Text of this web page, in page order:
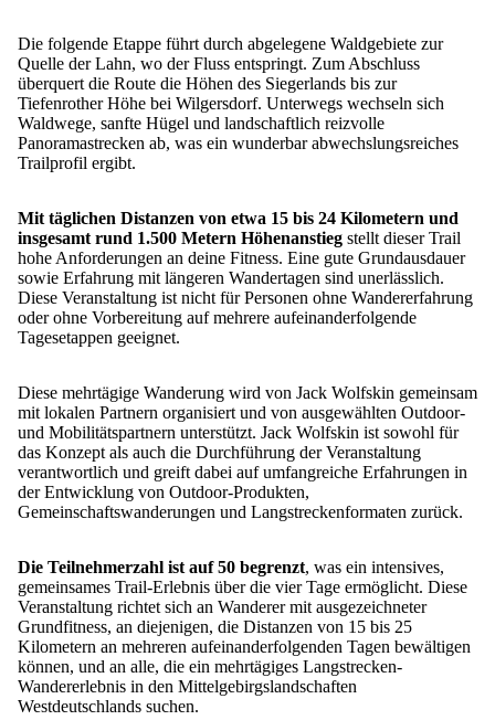
Die folgende Etappe führt durch abgelegene Waldgebiete zur
Quelle der Lahn, wo der Fluss entspringt. Zum Abschluss
überquert die Route die Höhen des Siegerlands bis zur
Tiefenrother Höhe bei Wilgersdorf. Unterwegs wechseln sich
Waldwege, sanfte Hügel und landschaftlich reizvolle
Panoramastrecken ab, was ein wunderbar abwechslungsreiches
Trailprofil ergibt.
Mit täglichen Distanzen von etwa 15 bis 24 Kilometern und
insgesamt rund 1.500 Metern Höhenanstieg stellt dieser Trail
hohe Anforderungen an deine Fitness. Eine gute Grundausdauer
sowie Erfahrung mit längeren Wandertagen sind unerlässlich.
Diese Veranstaltung ist nicht für Personen ohne Wandererfahrung
oder ohne Vorbereitung auf mehrere aufeinanderfolgende
Tagesetappen geeignet.
Diese mehrtägige Wanderung wird von Jack Wolfskin gemeinsam
mit lokalen Partnern organisiert und von ausgewählten Outdoor-
und Mobilitätspartnern unterstützt. Jack Wolfskin ist sowohl für
das Konzept als auch die Durchführung der Veranstaltung
verantwortlich und greift dabei auf umfangreiche Erfahrungen in
der Entwicklung von Outdoor-Produkten,
Gemeinschaftswanderungen und Langstreckenformaten zurück.
Die Teilnehmerzahl ist auf 50 begrenzt, was ein intensives,
gemeinsames Trail-Erlebnis über die vier Tage ermöglicht. Diese
Veranstaltung richtet sich an Wanderer mit ausgezeichneter
Grundfitness, an diejenigen, die Distanzen von 15 bis 25
Kilometern an mehreren aufeinanderfolgenden Tagen bewältigen
können, und an alle, die ein mehrtägiges Langstrecken-
Wandererlebnis in den Mittelgebirgslandschaften
Westdeutschlands suchen.